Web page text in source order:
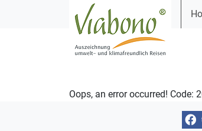
Oops, an error occurred!